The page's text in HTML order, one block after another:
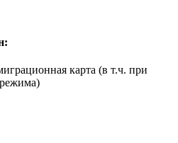
карта (в т.ч. при